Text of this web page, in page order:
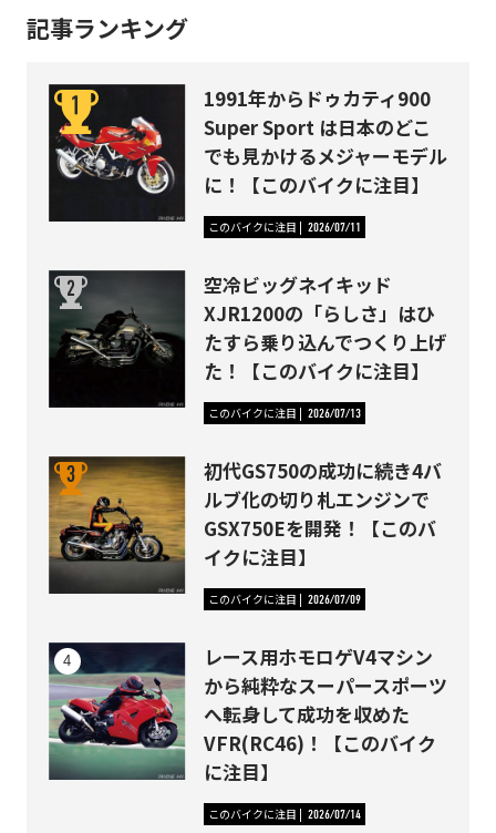
記事ランキング
1991年からドゥカティ900
Super Sport は日本のどこ
でも見かけるメジャーモデル
に！【このバイクに注目】
このバイクに注目 2026/07/11
空冷ビッグネイキッド
XJR1200の「らしさ」はひ
たすら乗り込んでつくり上げ
た！【このバイクに注目】
このバイクに注目 2026/07/13
初代GS750の成功に続き4バ
ルブ化の切り札エンジンで
GSX750Eを開発！【このバ
イクに注目】
このバイクに注目 2026/07/09
レース用ホモロゲV4マシン
から純粋なスーパースポーツ
へ転身して成功を収めた
VFR(RC46)！【このバイク
に注目】
このバイクに注目 2026/07/14